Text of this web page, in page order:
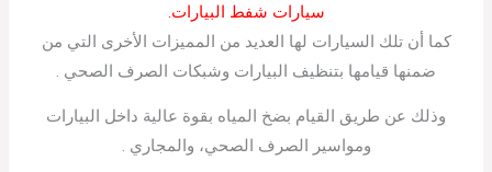
سيارات شفط البيارات.
كما أن تلك السيارات لها العديد من المميزات الأخرى التي من
ضمنها قيامها بتنظيف البيارات وشبكات الصرف الصحي .
وذلك عن طريق القيام بضخ المياه بقوة عالية داخل البيارات
ومواسير الصرف الصحي، والمجاري .